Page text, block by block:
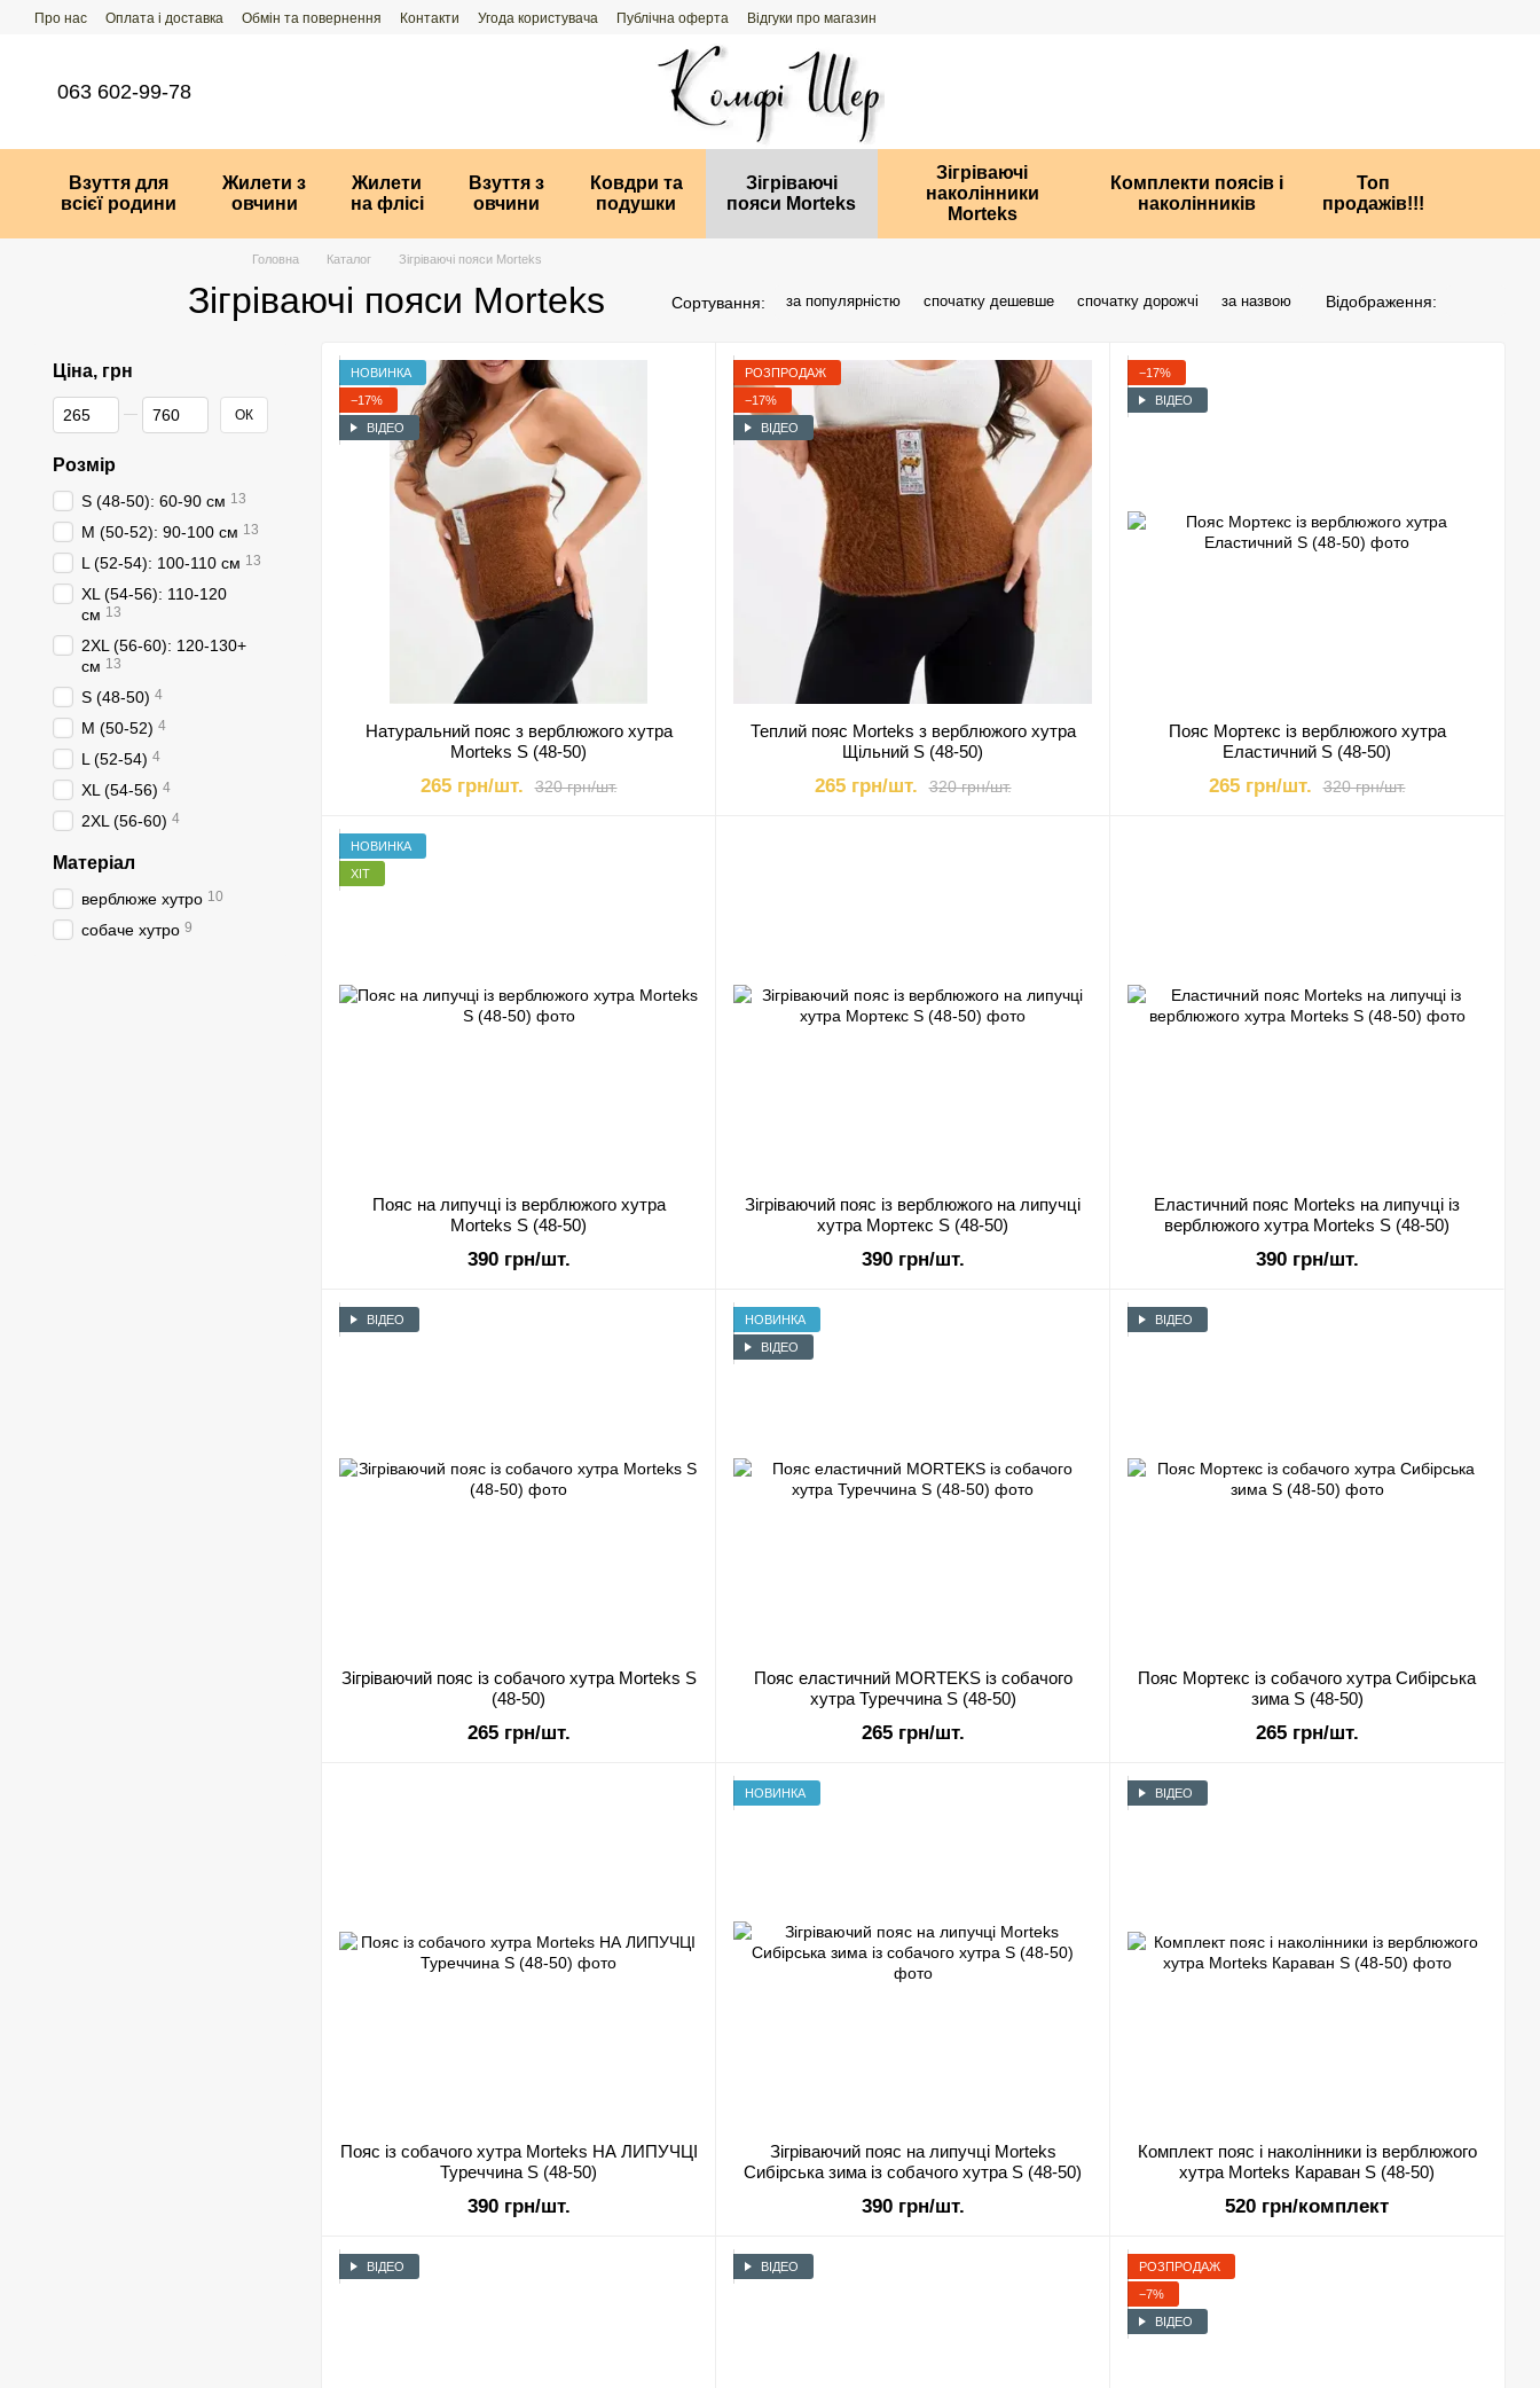
Перейти до основного контенту
Про нас Оплата і доставка Обмін та повернення Контакти Угода користувача Публічна оферта Відгуки про магазин
063 602-99-78
Взуття для
всієї родини
Жилети з
овчини
Жилети
на флісі
Взуття з
овчини
Ковдри та
подушки
Зігріваючі
пояси Morteks
Зігріваючі
наколінники
Morteks
Комплекти поясів і
наколінників
Топ
продажів!!!
Головна Каталог Зігріваючі пояси Morteks
Зігріваючі пояси Morteks Сортування: за популярністю спочатку дешевше спочатку дорожчі за назвою Відображення:
НОВИНКА
−17%
ВІДЕО
Натуральний пояс з верблюжого хутра
Morteks S (48-50)
320 грн/шт.
265 грн/шт.
РОЗПРОДАЖ
−17%
ВІДЕО
Теплий пояс Morteks з верблюжого хутра
Щільний S (48-50)
320 грн/шт.
265 грн/шт.
−17%
ВІДЕО
Пояс Мортекс із верблюжого хутра
Еластичний S (48-50)
320 грн/шт.
265 грн/шт.
НОВИНКА
ХІТ
Пояс на липучці із верблюжого хутра
Morteks S (48-50)
390 грн/шт.
Зігріваючий пояс із верблюжого на липучці
хутра Мортекс S (48-50)
390 грн/шт.
Еластичний пояс Morteks на липучці із
верблюжого хутра Morteks S (48-50)
390 грн/шт.
ВІДЕО
Зігріваючий пояс із собачого хутра Morteks S
(48-50)
265 грн/шт.
НОВИНКА
ВІДЕО
Пояс еластичний MORTEKS із собачого
хутра Туреччина S (48-50)
265 грн/шт.
ВІДЕО
Пояс Мортекс із собачого хутра Сибірська
зима S (48-50)
265 грн/шт.
Пояс із собачого хутра Morteks НА ЛИПУЧЦІ
Туреччина S (48-50)
390 грн/шт.
НОВИНКА
Зігріваючий пояс на липучці Morteks
Сибірська зима із собачого хутра S (48-50)
390 грн/шт.
ВІДЕО
Комплект пояс і наколінники із верблюжого
хутра Morteks Караван S (48-50)
520 грн/комплект
ВІДЕО ВІДЕО
РОЗПРОДАЖ
−7%
ВІДЕО
Ціна, грн
Від Ціна, грн
До Ціна, грн ОК
Розмір
S (48-50): 60-90 см 13
M (50-52): 90-100 см 13
L (52-54): 100-110 см 13
XL (54-56): 110-120
см 13
2XL (56-60): 120-130+
см 13
S (48-50) 4
M (50-52) 4
L (52-54) 4
XL (54-56) 4
2XL (56-60) 4
Матеріал
верблюже хутро 10
собаче хутро 9